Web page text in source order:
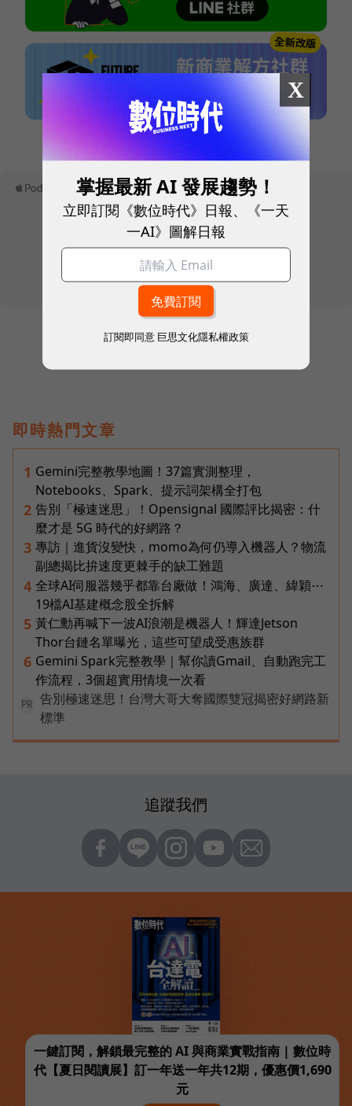
本網站內容未經允許，不得轉載。
即時熱門文章
1 Gemini完整教學地圖！37篇實測整理，
Notebooks、Spark、提示詞架構全打包
2 告別「極速迷思」！Opensignal 國際評比揭密：什
麼才是 5G 時代的好網路？
3 專訪｜進貨沒變快，momo為何仍導入機器人？物流
副總揭比拚速度更棘手的缺工難題
4 全球AI伺服器幾乎都靠台廠做！鴻海、廣達、緯穎⋯
19檔AI基建概念股全拆解
5 黃仁勳再喊下一波AI浪潮是機器人！輝達Jetson
Thor台鏈名單曝光，這些可望成受惠族群
6 Gemini Spark完整教學｜幫你讀Gmail、自動跑完工
作流程，3個超實用情境一次看
PR
告別極速迷思！台灣大哥大奪國際雙冠揭密好網路新
標準
追蹤我們
一鍵訂閱，解鎖最完整的 AI 與商業實戰指南 | 數位時
代【夏日閱讀展】訂一年送一年共12期，優惠價1,690
元
X
掌握最新 AI 發展趨勢！
立即訂閱《數位時代》日報、《一天
一AI》圖解日報
訂閱即同意 巨思文化隱私權政策